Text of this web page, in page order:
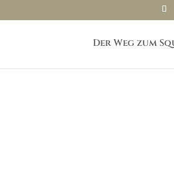
Der Weg zum